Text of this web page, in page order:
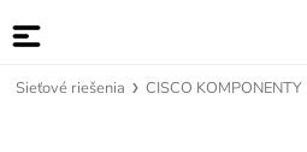
Sieťové riešenia CISCO KOMPONENTY